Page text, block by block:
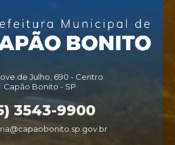
de Julho, 690 - Centro
Capão Bonito - SP
3543-9900